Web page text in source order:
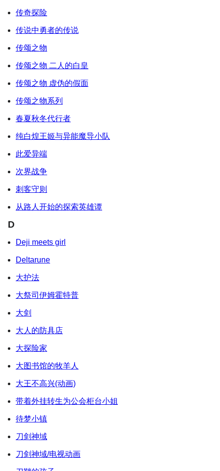
传奇探险
传说中勇者的传说
传颂之物
传颂之物 二人的白皇
传颂之物 虚伪的假面
传颂之物系列
春夏秋冬代行者
纯白煌王姬与异能魔导小队
此爱异端
次界战争
刺客守则
从路人开始的探索英雄谭
D
Deji meets girl
Deltarune
大护法
大祭司伊姆霍特普
大剑
大人的防具店
大探险家
大图书馆的牧羊人
大王不高兴(动画)
带着外挂转生为公会柜台小姐
待梦小镇
刀剑神域
刀剑神域/电视动画